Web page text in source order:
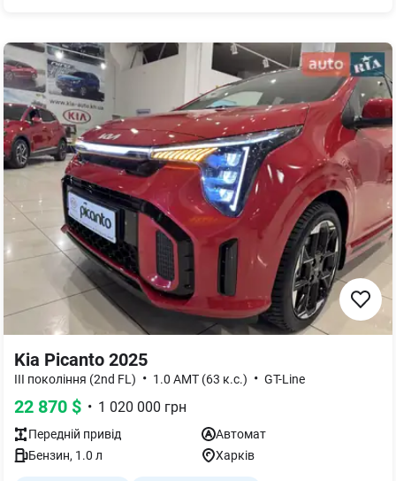
Kia Picanto 2025
III покоління (2nd FL) • 1.0 AMT (63 к.с.) • GT-Line
22 870 $ • 1 020 000 грн
Передній привід
Автомат
Бензин, 1.0 л Харків